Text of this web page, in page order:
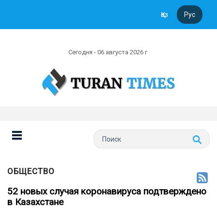
Қаз Рус
Сегодня - 06 августа 2026 г
ОБЩЕСТВО
52 новых случая коронавируса подтверждено
в Казахстане